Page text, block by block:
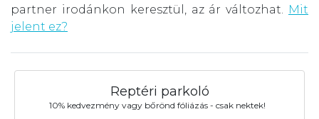
partner irodánkon keresztül, az ár változhat.
Mit
jelent ez?
Reptéri parkoló
10% kedvezmény vagy bőrönd fóliázás - csak nektek!